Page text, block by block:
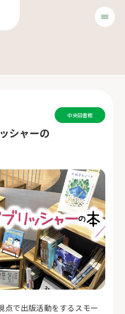
シャーの
中央図書館
点で出版活動をするスモー